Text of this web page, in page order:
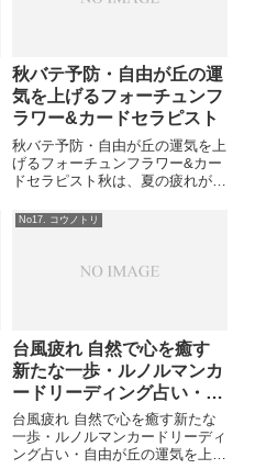
秋バテ予防・自由が丘の運
気を上げるフォーチュンフ
ラワー&カードセラピスト
秋バテ予防・自由が丘の運気を上
げるフォーチュンフラワー&カー
ドセラピスト秋は、夏の疲れが出
そうです。秋バテにならないため
ので、体を適度に動かし続ける
No17. コウノトリ
台風疲れ 自然で心を癒す
新たな一歩・ルノルマンカ
ードリーディング占い・自
由が丘の運気を上げるフォ
ーチュンフラワー&カード
セラピスト
台風疲れ 自然で心を癒す新たな
一歩・ルノルマンカードリーディ
ング占い・自由が丘の運気を上げ